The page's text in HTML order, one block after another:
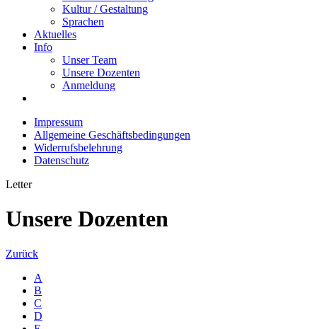
Kultur / Gestaltung
Sprachen
Aktuelles
Info
Unser Team
Unsere Dozenten
Anmeldung
Impressum
Allgemeine Geschäftsbedingungen
Widerrufsbelehrung
Datenschutz
Letter
Unsere Dozenten
Zurück
A
B
C
D